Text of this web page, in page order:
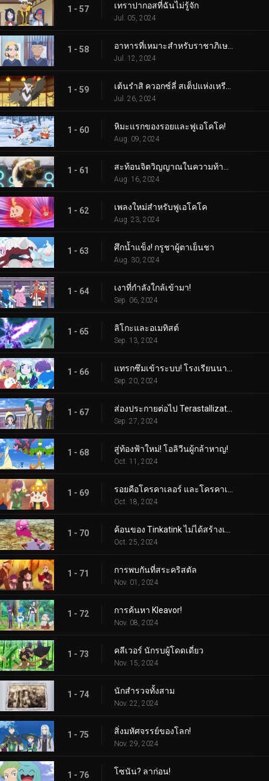
1 - 57 เทราปากอสที่ฉันไม่รู้จัก
Jul. 05, 2024
1 - 58
Jul. 12, 2024
1 - 59
Jul. 26, 2024
1 - 60 หิมะแรกของรอยและฟูเอโคโค!
Aug. 09, 2024
1 - 61
Aug. 16, 2024
1 - 62 เพลงใหม่สำหรับฟูเอโคโค
Aug. 23, 2024
1 - 63 ศึกน้ำแข็ง! กรูชาผู้ตาเย็นชา
Aug. 30, 2024
1 - 64 เงาที่กำลังใกล้เข้ามา!
Sep. 06, 2024
1 - 65 ลิโกะและอเมทิสต์
Sep. 13, 2024
1 - 66
Sep. 20, 2024
1 - 67
Sep. 27, 2024
1 - 68 สู่ท้องฟ้าใหม่! โอลิวีนผู้กล้าหาญ!
Oct. 11, 2024
1 - 69
Oct. 18, 2024
1 - 70
Oct. 25, 2024
1 - 71 การพบกันที่สระคริสตัล
Nov. 01, 2024
1 - 72 การค้นหา Kleavor!
Nov. 08, 2024
1 - 73 คลีเวอร์ นักรบผู้โดดเดี่ยว
Nov. 15, 2024
1 - 74 นักสำรวจทั้งสาม
Nov. 22, 2024
1 - 75 สิ่งมหัศจรรย์ของโลก!
Nov. 29, 2024
1 - 76 โซนัน? ลาก่อน!